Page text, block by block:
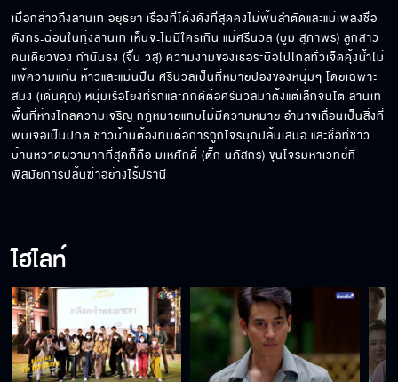
แรงมากด้วย
ผาช่องลมมีกฎ ใครไม่ทำตามก็ออกไปซะ
ป่าช่องลมจะช่วยพิสูจน์ว่าไอ้หน้าหล่อจะแน่สักแค่
ไหน
อากาศมันร้อน ความดันมันขึ้น
เมื่อกล่าวถึงลานเท อยุธยา เรื่องที่โด่งดังที่สุดคงไม่พ้นลำตัดและแม่เพลงชื่อ
ดังกระฉ่อนในทุ่งลานเท เห็นจะไม่มีใครเกิน แม่ศรีนวล (บูม สุภาพร) ลูกสาว
คนเดียวของ กำนันธง (จิ๊บ วสุ) ความงามของเธอระบือไปไกลทั่วเจ็ดคุ้งน้ำไม่
แพ้ความแก่น ห้าวและแม่นปืน ศรีนวลเป็นที่หมายปองของหนุ่มๆ โดยเฉพาะ
สมิง (เด่นคุณ) หนุ่มเรือโยงที่รักและภักดีต่อศรีนวลมาตั้งแต่เล็กจนโต ลานเท
พื้นที่ห่างไกลความเจริญ กฎหมายแทบไม่มีความหมาย อำนาจเถื่อนเป็นสิ่งที่
พบเจอเป็นปกติ ชาวบ้านต้องทนต่อการถูกโจรบุกปล้นเสมอ และชื่อที่ชาว
บ้านหวาดผวามากที่สุดก็คือ มเหศักดิ์ (ตั๊ก นภัสกร) ขุนโจรมหาเวทย์ที่
พิสมัยการปล้นฆ่าอย่างไร้ปรานี
ไฮไลท์